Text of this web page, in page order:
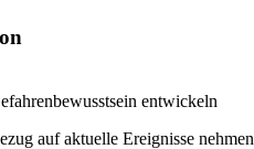
entwickeln
auf aktuelle Ereignisse nehmen